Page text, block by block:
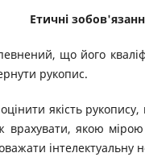
Етичні
що його
рукопис.
якість
врахувати, якою
інтелектуальну